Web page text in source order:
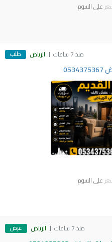
على السوم
منذ 7 ساعات الرياض طلب
على السوم
منذ 7 ساعات الرياض عرض